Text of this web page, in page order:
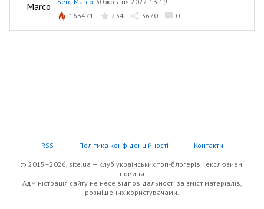
163471
234 3670 0
RSS Політика конфіденційності Контакти
© 2015–2026, site.ua — клуб українських топ-блогерів i екслюзивнi
новини
Адміністрація сайту не несе відповідальності за зміст матеріалів,
розміщених користувачами.